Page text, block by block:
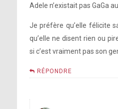
Adele n’existait pas GaGa
Je préfère qu’elle félicite
qu’elle ne disent rien ou
si c’est vraiment pas son
RÉPONDRE